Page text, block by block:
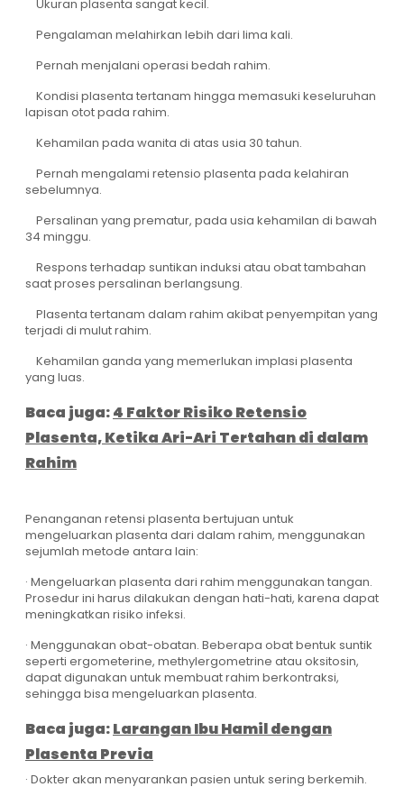
Ukuran plasenta sangat kecil.
Pengalaman melahirkan lebih dari lima kali.
Pernah menjalani operasi bedah rahim.
Kondisi plasenta tertanam hingga memasuki keseluruhan
lapisan otot pada rahim.
Kehamilan pada wanita di atas usia 30 tahun.
Pernah mengalami retensio plasenta pada kelahiran
sebelumnya.
Persalinan yang prematur, pada usia kehamilan di bawah
34 minggu.
Respons terhadap suntikan induksi atau obat tambahan
saat proses persalinan berlangsung.
Plasenta tertanam dalam rahim akibat penyempitan yang
terjadi di mulut rahim.
Kehamilan ganda yang memerlukan implasi plasenta
yang luas.
Baca juga:4 Faktor Risiko Retensio
Plasenta, Ketika Ari-Ari Tertahan di dalam
Rahim
Penanganan retensi plasenta bertujuan untuk
mengeluarkan plasenta dari dalam rahim, menggunakan
sejumlah metode antara lain:
· Mengeluarkan plasenta dari rahim menggunakan tangan.
Prosedur ini harus dilakukan dengan hati-hati, karena dapat
meningkatkan risiko infeksi.
· Menggunakan obat-obatan. Beberapa obat bentuk suntik
seperti ergometerine, methylergometrine atau oksitosin,
dapat digunakan untuk membuat rahim berkontraksi,
sehingga bisa mengeluarkan plasenta.
Baca juga:Larangan Ibu Hamil dengan
Plasenta Previa
· Dokter akan menyarankan pasien untuk sering berkemih.